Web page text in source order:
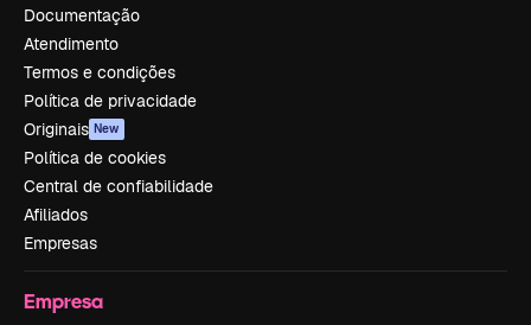
Documentação
Atendimento
Termos e condições
Política de privacidade
Originais New
Política de cookies
Central de confiabilidade
Afiliados
Empresas
Empresa